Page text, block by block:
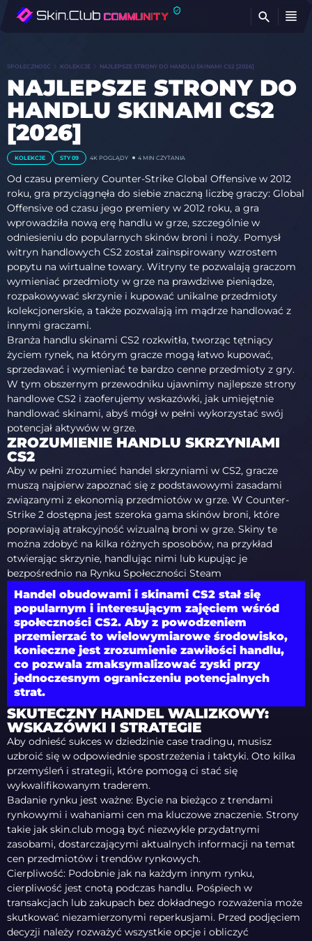
SPOŁECZNOŚĆ KOLEKCJE NAJLEPSZE STRONY DO HANDLU SKINAMI CS2 [2026]
NAJLEPSZE STRONY DO
HANDLU SKINAMI CS2
[2026]
KOLEKCJE STY 09 4K POGLĄDY 4 MIN CZYTANIA
Od czasu premiery Counter-Strike Global Offensive w 2012
roku, gra przyciągnęła do siebie znaczną liczbę graczy: Global
Offensive od czasu jego premiery w 2012 roku, a gra
wprowadziła nową erę handlu w grze, szczególnie w
odniesieniu do popularnych skinów broni i noży. Pomysł
witryn handlowych CS2 został zainspirowany wzrostem
popytu na wirtualne towary. Witryny te pozwalają graczom
wymieniać przedmioty w grze na prawdziwe pieniądze,
rozpakowywać skrzynie i kupować unikalne przedmioty
kolekcjonerskie, a także pozwalają im mądrze handlować z
innymi graczami.
Branża handlu skinami CS2 rozkwitła, tworząc tętniący
życiem rynek, na którym gracze mogą łatwo kupować,
sprzedawać i wymieniać te bardzo cenne przedmioty z gry.
W tym obszernym przewodniku ujawnimy najlepsze strony
handlowe CS2 i zaoferujemy wskazówki, jak umiejętnie
handlować skinami, abyś mógł w pełni wykorzystać swój
potencjał aktywów w grze.
ZROZUMIENIE HANDLU SKRZYNIAMI
CS2
Aby w pełni zrozumieć handel skrzyniami w CS2, gracze
muszą najpierw zapoznać się z podstawowymi zasadami
związanymi z ekonomią przedmiotów w grze. W Counter-
Strike 2 dostępna jest szeroka gama skinów broni, które
poprawiają atrakcyjność wizualną broni w grze. Skiny te
można zdobyć na kilka różnych sposobów, na przykład
otwierając skrzynie, handlując nimi lub kupując je
bezpośrednio na Rynku Społeczności Steam
Handel obudowami i skinami CS2 stał się
popularnym i interesującym zajęciem wśród
społeczności CS2. Aby z powodzeniem
przemierzać to wielowymiarowe środowisko,
konieczne jest zrozumienie zawiłości handlu,
co pozwala zmaksymalizować zyski przy
jednoczesnym ograniczeniu potencjalnych
strat.
SKUTECZNY HANDEL WALIZKOWY:
WSKAZÓWKI I STRATEGIE
Aby odnieść sukces w dziedzinie case tradingu, musisz
uzbroić się w odpowiednie spostrzeżenia i taktyki. Oto kilka
przemyśleń i strategii, które pomogą ci stać się
wykwalifikowanym traderem.
Badanie rynku jest ważne: Bycie na bieżąco z trendami
rynkowymi i wahaniami cen ma kluczowe znaczenie. Strony
takie jak skin.club mogą być niezwykle przydatnymi
zasobami, dostarczającymi aktualnych informacji na temat
cen przedmiotów i trendów rynkowych.
Cierpliwość: Podobnie jak na każdym innym rynku,
cierpliwość jest cnotą podczas handlu. Pośpiech w
transakcjach lub zakupach bez dokładnego rozważenia może
skutkować niezamierzonymi reperkusjami. Przed podjęciem
decyzji należy rozważyć wszystkie opcje i obliczyć